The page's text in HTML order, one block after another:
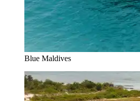
Blue Maldives